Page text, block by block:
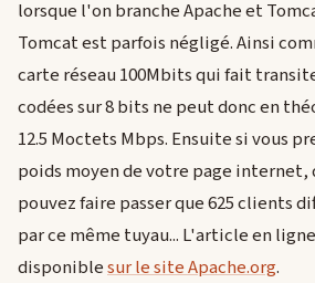
lorsque l'on branche Apache et
Tomcat est parfois négligé. Ainsi
carte réseau 100Mbits qui fait
codées sur 8 bits ne peut donc en
12.5 Moctets Mbps. Ensuite si vous
poids moyen de votre page internet,
pouvez faire passer que 625 clients
par ce même tuyau... L'article en
disponiblesur le site Apache.org.